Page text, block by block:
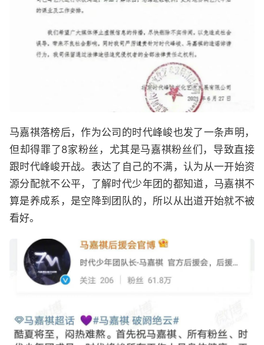
马嘉祺落榜后，作为公司的时代峰峻也发了一条声明，
但却得罪了8家粉丝，尤其是马嘉祺粉丝们，导致直接
跟时代峰峻开战。表达了自己的不满，认为从一开始资
源分配就不公平，了解时代少年团的都知道，马嘉祺不
算是养成系，是空降到团队的，所以从出道开始就不被
看好。